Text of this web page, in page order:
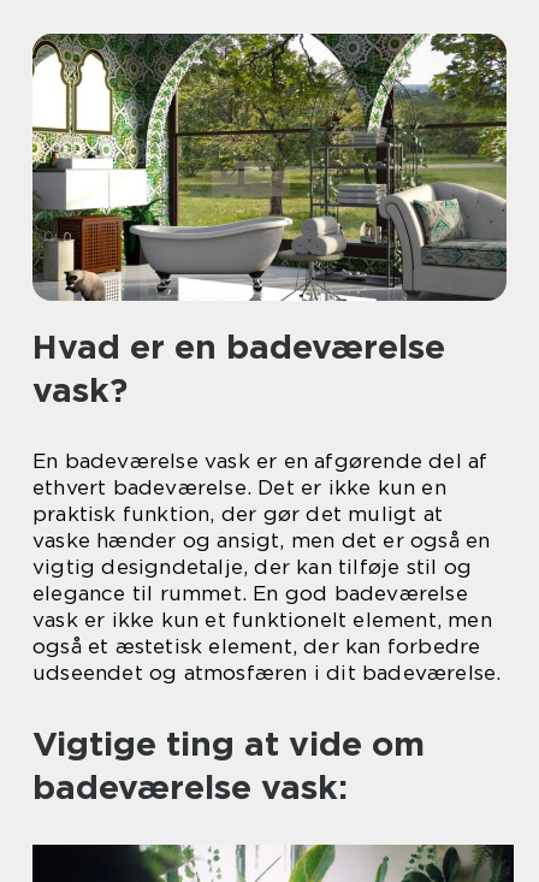
Hvad er en badeværelse
vask?
En badeværelse vask er en afgørende del af
ethvert badeværelse. Det er ikke kun en
praktisk funktion, der gør det muligt at
vaske hænder og ansigt, men det er også en
vigtig designdetalje, der kan tilføje stil og
elegance til rummet. En god badeværelse
vask er ikke kun et funktionelt element, men
også et æstetisk element, der kan forbedre
udseendet og atmosfæren i dit badeværelse.
Vigtige ting at vide om
badeværelse vask: